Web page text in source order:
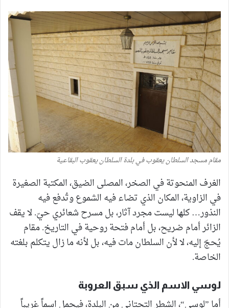
مقام مسجد السلطان يعقوب في بلدة السلطان يعقوب البقاعية
الغرف المنحوتة في الصخر، المصلى الضيق، المكتبة الصغيرة
في الزاوية، المكان الذي تضاء فيه الشموع وتُدفع فيه
النذور… كلها ليست مجرد آثار، بل مسرح شعائري حيّ. لا يقف
الزائر أمام ضريح، بل أمام فتحة روحية في التاريخ. مقام
يُحجّ إليه، لا لأن السلطان مات فيه، بل لأنه ما زال يتكلم بلغته
الخاصة.
لوسي الاسم الذي سبق العروبة